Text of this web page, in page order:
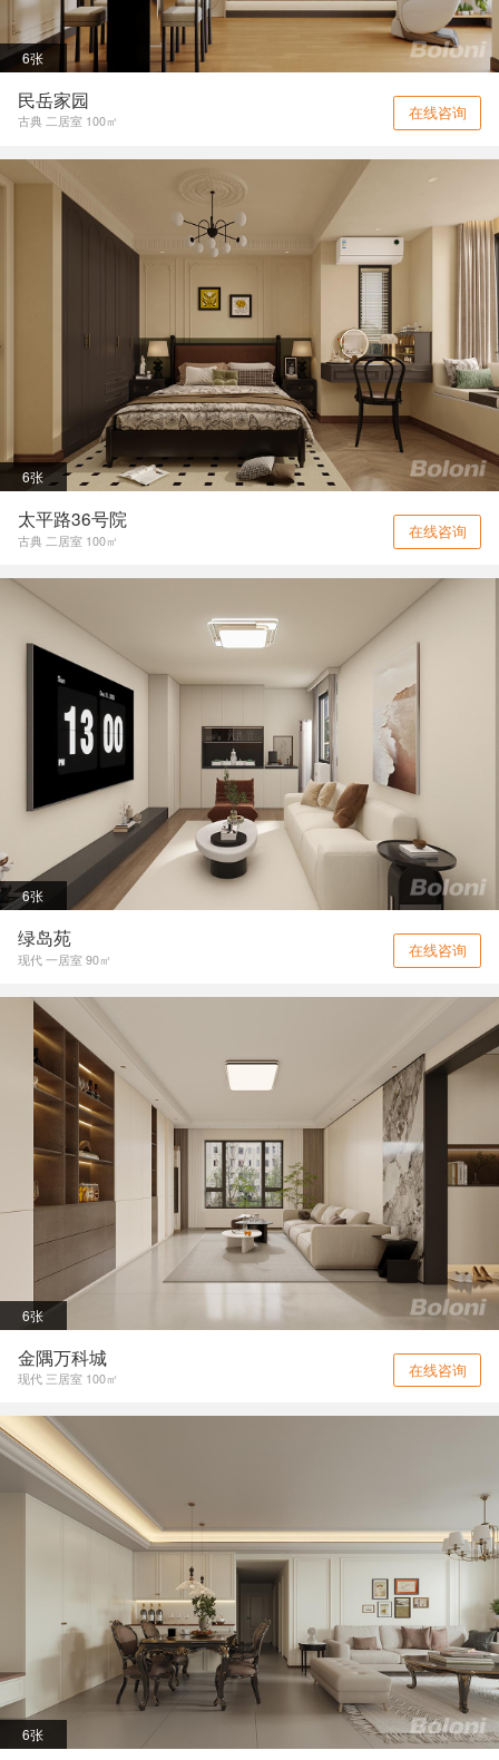
6张
民岳家园
古典 二居室 100㎡ 在线咨询
6张
太平路36号院
古典 二居室 100㎡ 在线咨询
6张
绿岛苑
现代 一居室 90㎡ 在线咨询
6张
金隅万科城
现代 三居室 100㎡ 在线咨询
6张